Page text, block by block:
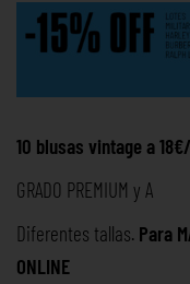
10 blusas vintage a
GRADO PREMIUM y A
Diferentes tallas. Para
ONLINE